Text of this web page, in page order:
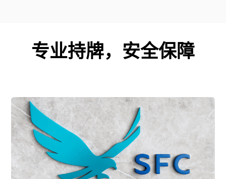
专业持牌，安全保障